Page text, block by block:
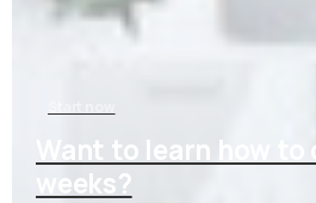
Want to learn how to
weeks?